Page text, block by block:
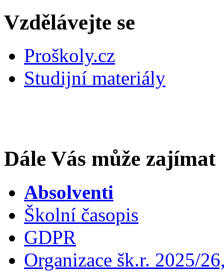
Vzdělávejte se
Proškoly.cz
Studijní materiály
Dále Vás může zajímat
Absolventi
Školní časopis
GDPR
Organizace šk.r. 2025/